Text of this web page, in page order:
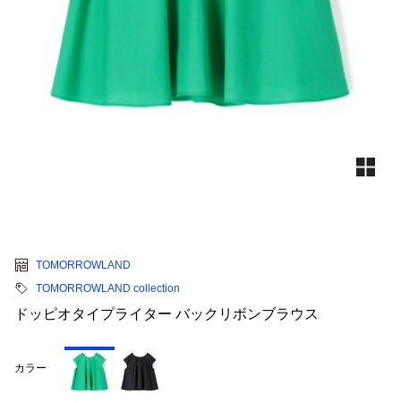
TOMORROWLAND
TOMORROWLAND collection
ドッピオタイプライター バックリボンブラウス
カラー